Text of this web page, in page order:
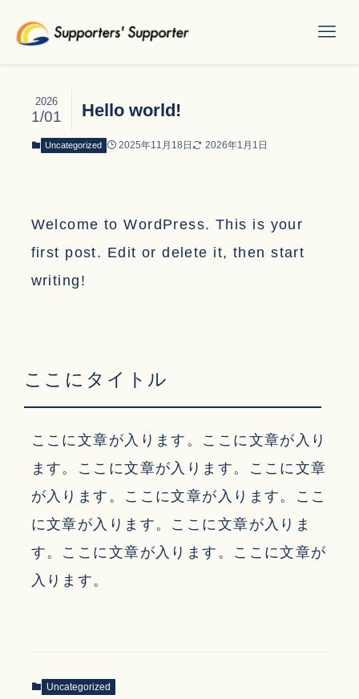
Hello world!
2026
1/01
Uncategorized 2025年11月18日 2026年1月1日
Welcome to WordPress. This is your
first post. Edit or delete it, then start
writing!
ここにタイトル
ここに文章が入ります。ここに文章が入り
ます。ここに文章が入ります。ここに文章
が入ります。ここに文章が入ります。ここ
に文章が入ります。ここに文章が入りま
す。ここに文章が入ります。ここに文章が
入ります。
Uncategorized